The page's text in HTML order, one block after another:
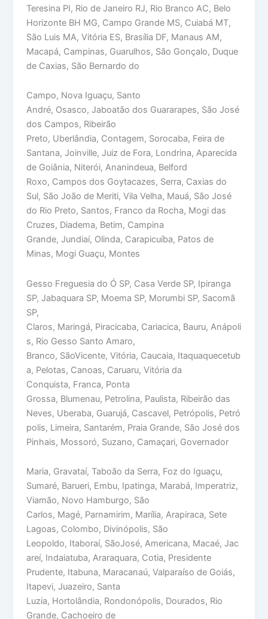
Teresina PI, Rio de Janeiro RJ, Rio Branco AC, Belo
Horizonte BH MG, Campo Grande MS, Cuiabá MT,
São Luis MA, Vitória ES, Brasília DF, Manaus AM,
Macapá, Campinas, Guarulhos, São Gonçalo, Duque
de Caxias, São Bernardo do
Campo, Nova Iguaçu, Santo
André, Osasco, Jaboatão dos Guararapes, São José
dos Campos, Ribeirão
Preto, Uberlândia, Contagem, Sorocaba, Feira de
Santana, Joinville, Juiz de Fora, Londrina, Aparecida
de Goiânia, Niterói, Ananindeua, Belford
Roxo, Campos dos Goytacazes, Serra, Caxias do
Sul, São João de Meriti, Vila Velha, Mauá, São José
do Rio Preto, Santos, Franco da Rocha, Mogi das
Cruzes, Diadema, Betim, Campina
Grande, Jundiaí, Olinda, Carapicuíba, Patos de
Minas, Mogi Guaçu, Montes
Gesso Freguesia do Ó SP, Casa Verde SP, Ipiranga
SP, Jabaquara SP, Moema SP, Morumbi SP, Sacomã
SP,
Claros, Maringá, Piracicaba, Cariacica, Bauru, Anápoli
s, Rio Gesso Santo Amaro,
Branco, SãoVicente, Vitória, Caucaia, Itaquaquecetub
a, Pelotas, Canoas, Caruaru, Vitória da
Conquista, Franca, Ponta
Grossa, Blumenau, Petrolina, Paulista, Ribeirão das
Neves, Uberaba, Guarujá, Cascavel, Petrópolis, Petró
polis, Limeira, Santarém, Praia Grande, São José dos
Pinhais, Mossoró, Suzano, Camaçari, Governador
Maria, Gravataí, Taboão da Serra, Foz do Iguaçu,
Sumaré, Barueri, Embu, Ipatinga, Marabá, Imperatriz,
Viamão, Novo Hamburgo, São
Carlos, Magé, Parnamirim, Marília, Arapiraca, Sete
Lagoas, Colombo, Divinópolis, São
Leopoldo, Itaboraí, SãoJosé, Americana, Macaé, Jac
areí, Indaiatuba, Araraquara, Cotia, Presidente
Prudente, Itabuna, Maracanaú, Valparaíso de Goiás,
Itapevi, Juazeiro, Santa
Luzia, Hortolândia, Rondonópolis, Dourados, Rio
Grande, Cachoeiro de